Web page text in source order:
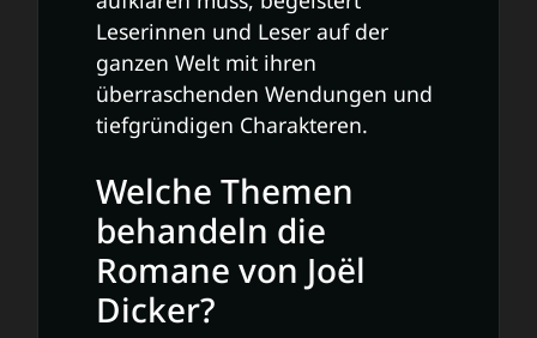
Leserinnen und Leser auf der
ganzen Welt mit ihren
überraschenden Wendungen und
tiefgründigen Charakteren.
Welche Themen
behandeln die
Romane von Joël
Dicker?